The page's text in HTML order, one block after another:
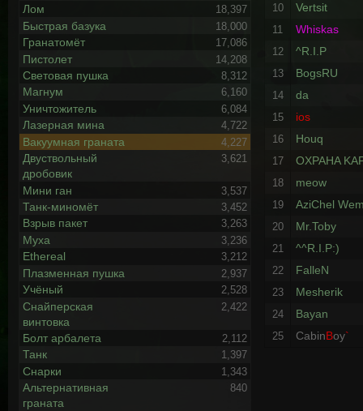
Лом 18,397
Быстрая базука 18,000
Гранатомёт 17,086
Пистолет 14,208
Световая пушка 8,312
Магнум 6,160
Уничтожитель 6,084
Лазерная мина 4,722
Вакуумная граната 4,227
Двуствольный
дробовик
3,621
Мини ган 3,537
Танк-миномёт 3,452
Взрыв пакет 3,263
Муха 3,236
Ethereal 3,212
Плазменная пушка 2,937
Учёный 2,528
Снайперская
винтовка
2,422
Болт арбалета 2,112
Танк 1,397
Снарки 1,343
Альтернативная
граната
840
10 Vertsit
11 Whiskas
12 ^R.I.P
13 BogsRU
14 da
15 ios
16 Houq
17 OXPAHA
18 meow
19 AziChel
20 Mr.Toby
21 ^^R.I.P:)
22 FalleN
23 Mesherik
24 Bayan
25 CabinBoy`